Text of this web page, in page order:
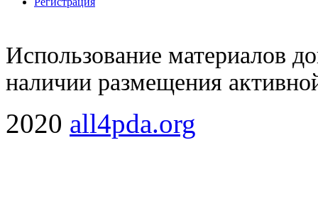
Использование материалов
наличии размещения
2020 all4pda.org